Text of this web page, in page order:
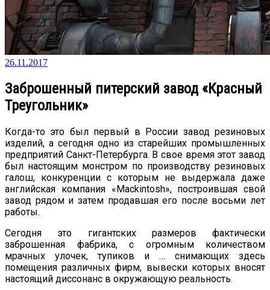
26.11.2017
Заброшенный питерский завод «Красный
Треугольник»
Когда-то это был первый в России завод резиновых
изделий, а сегодня одно из старейших промышленных
предприятий Санкт-Петербурга. В свое время этот завод
был настоящим монстром по производству резиновых
галош, конкуренции с которым не выдержала даже
английская компания «Mackintosh», построившая свой
завод рядом и затем продавшая его после восьми лет
работы.
Сегодня это гигантских размеров фактически
заброшенная фабрика, с огромным количеством
мрачных улочек, тупиков и … снимающих здесь
помещения различных фирм, вывески которых вносят
настоящий диссонанс в окружающую реальность.